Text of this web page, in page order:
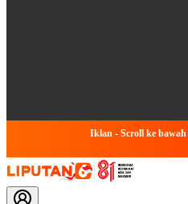
Iklan - Scroll ke